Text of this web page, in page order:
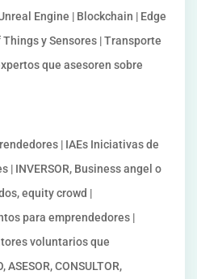
Engine | Blockchain | Edge
y Sensores | Transporte
que asesoren sobre
| IAEs Iniciativas de
| INVERSOR, Business angel o
equity crowd |
para emprendedores |
voluntarios que
CONSULTOR,